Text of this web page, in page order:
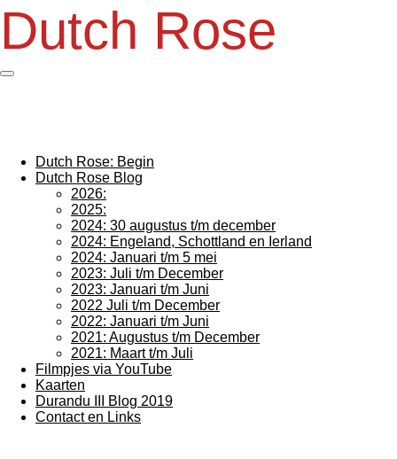
Ga
direct
naar
hoofdinhoud
Dutch Rose
Dutch Rose: Begin
Dutch Rose Blog
2026:
2025:
2024: 30 augustus t/m december
2024: Engeland, Schottland en Ierland
2024: Januari t/m 5 mei
2023: Juli t/m December
2023: Januari t/m Juni
2022 Juli t/m December
2022: Januari t/m Juni
2021: Augustus t/m December
2021: Maart t/m Juli
Filmpjes via YouTube
Kaarten
Durandu III Blog 2019
Contact en Links